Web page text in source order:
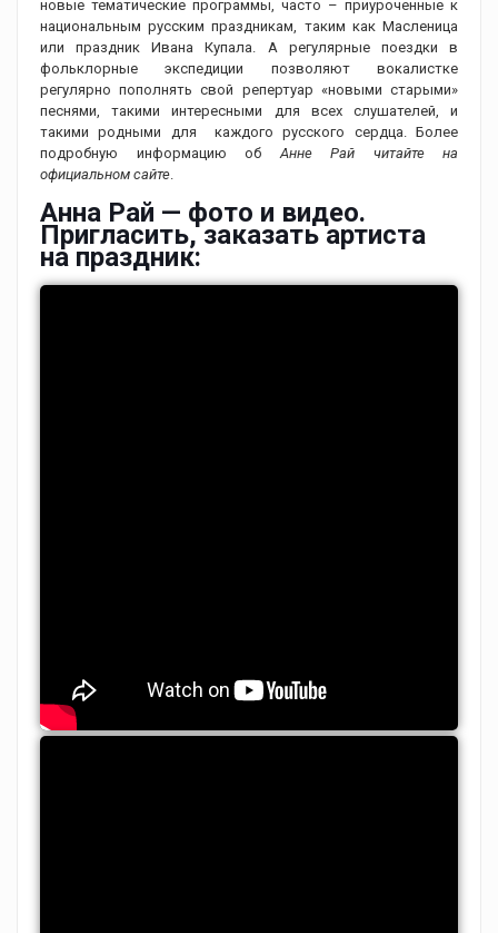
новые тематические программы, часто – приуроченные к
национальным русским праздникам, таким как Масленица
или праздник Ивана Купала. А регулярные поездки в
фольклорные экспедиции позволяют вокалистке
регулярно пополнять свой репертуар «новыми старыми»
песнями, такими интересными для всех слушателей, и
такими родными для каждого русского сердца. Более
подробную информацию обАнне Рай читайте на
официальном сайте.
Анна Рай — фото и видео.
Пригласить, заказать артиста
на праздник: